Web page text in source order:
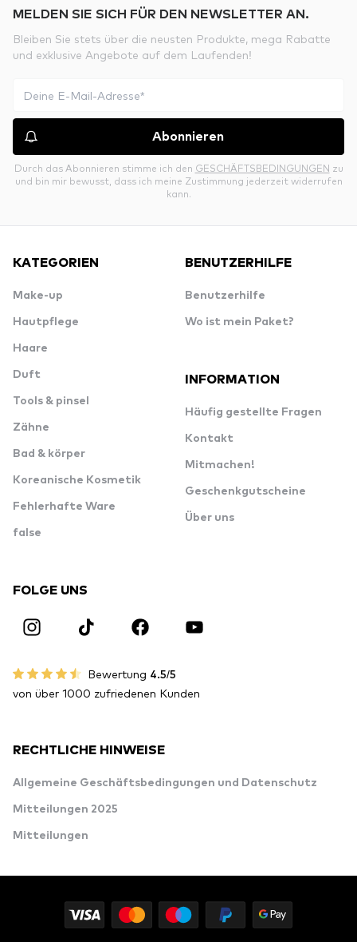
MELDEN SIE SICH FÜR DEN NEWSLETTER AN.
Bleiben Sie stets über die neusten Produkte, mega Rabatte
und exklusive Angebote auf dem Laufenden!
Abonnieren
Durch das Abonnieren stimme ich den GESCHÄFTSBEDINGUNGEN zu
und bin mir bewusst, dass ich meine Zustimmung jederzeit widerrufen
kann.
KATEGORIEN
Make-up
Hautpflege
Haare
Duft
Tools & pinsel
Zähne
Bad & körper
Koreanische Kosmetik
Fehlerhafte Ware
false
BENUTZERHILFE
Benutzerhilfe
Wo ist mein Paket?
INFORMATION
Häufig gestellte Fragen
Kontakt
Mitmachen!
Geschenkgutscheine
Über uns
FOLGE UNS
Bewertung 4.5/5
von über 1000 zufriedenen Kunden
RECHTLICHE HINWEISE
Allgemeine Geschäftsbedingungen und Datenschutz
Mitteilungen 2025
Mitteilungen